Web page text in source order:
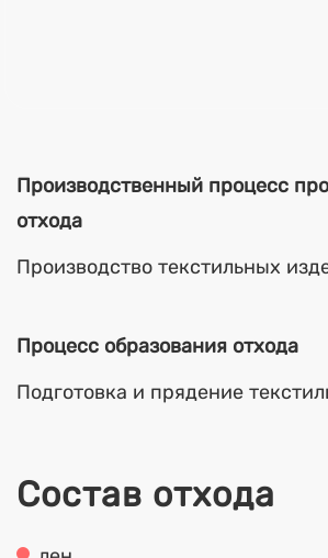
Производственный процесс
отхода
Производство текстильных
Процесс образования отхода
Подготовка и прядение
Состав отхода